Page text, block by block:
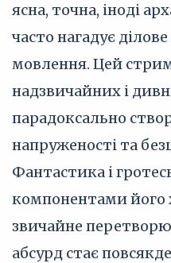
ясна, точна, іноді
часто нагадує
мовлення. Цей
надзвичайних і
парадоксально
напруженості та
Фантастика і
компонентами його
звичайне
абсурд стає